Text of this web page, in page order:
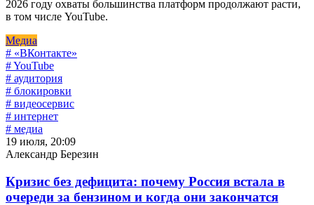
2026 году охваты большинства платформ продолжают расти,
в том числе YouTube.
Медиа
# «ВКонтакте»
# YouTube
# аудитория
# блокировки
# видеосервис
# интернет
# медиа
19 июля, 20:09
Александр Березин
Кризис без дефицита: почему Россия встала в
очереди за бензином и когда они закончатся